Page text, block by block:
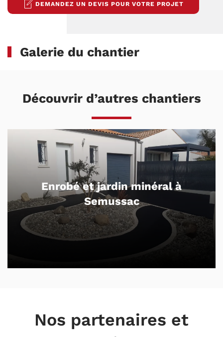
DEMANDEZ UN DEVIS POUR VOTRE PROJET
Galerie du chantier
Découvrir d’autres chantiers
Enrobé et jardin minéral à
Semussac
Nos partenaires et